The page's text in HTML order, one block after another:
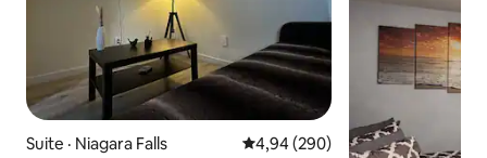
Suite · Niagara Falls Note moyenne de 4,94 sur 5,
4,94 (290)